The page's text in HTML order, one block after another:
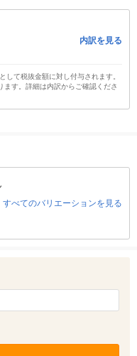
内訳を見る
して税抜金額に対し付与されます。
す。詳細は内訳からご確認くださ
すべてのバリエーションを見る